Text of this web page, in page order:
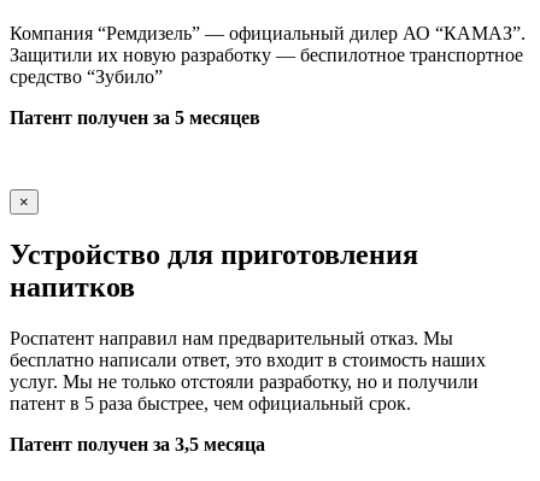
Компания “Ремдизель” — официальный дилер АО “КАМАЗ”.
Защитили их новую разработку — беспилотное транспортное
средство “Зубило”
Патент получен за 5 месяцев
×
Устройство для приготовления
напитков
Роспатент направил нам предварительный отказ. Мы
бесплатно написали ответ, это входит в стоимость наших
услуг. Мы не только отстояли разработку, но и получили
патент в 5 раза быстрее, чем официальный срок.
Патент получен за 3,5 месяца